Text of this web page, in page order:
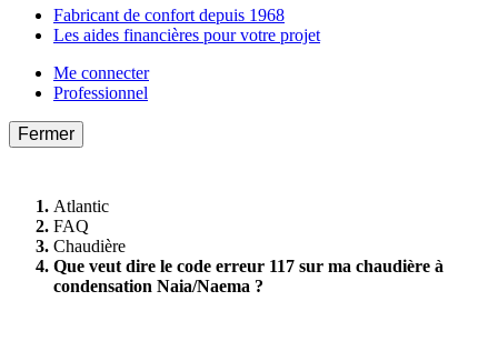
Fabricant de confort depuis 1968
Les aides financières pour votre projet
Me connecter
Professionnel
Fermer
Atlantic
FAQ
Chaudière
Que veut dire le code erreur 117 sur ma chaudière à
condensation Naia/Naema ?